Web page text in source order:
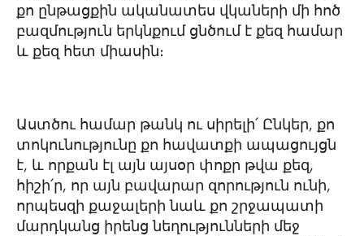
քո ընթացքին ականատես վկաների մի հոծ
բազմություն երկնքում ցնծում է քեզ համար
և քեզ հետ միասին։
Աստծու համար թանկ ու սիրելի՛ Ընկեր, քո
տոկունությունը քո հավատքի ապացույցն
է, և որքան էլ այն այսօր փոքր թվա քեզ,
հիշի՛ր, որ այն բավարար զորություն ունի,
որպեսզի քաջալերի նաև քո շրջապատի
մարդկանց իրենց նեղությունների մեջ